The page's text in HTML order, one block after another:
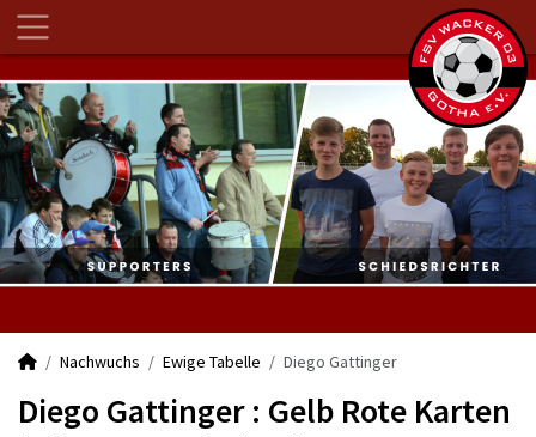
Nachwuchs Ewige Tabelle Diego Gattinger
Diego Gattinger : Gelb Rote Karten